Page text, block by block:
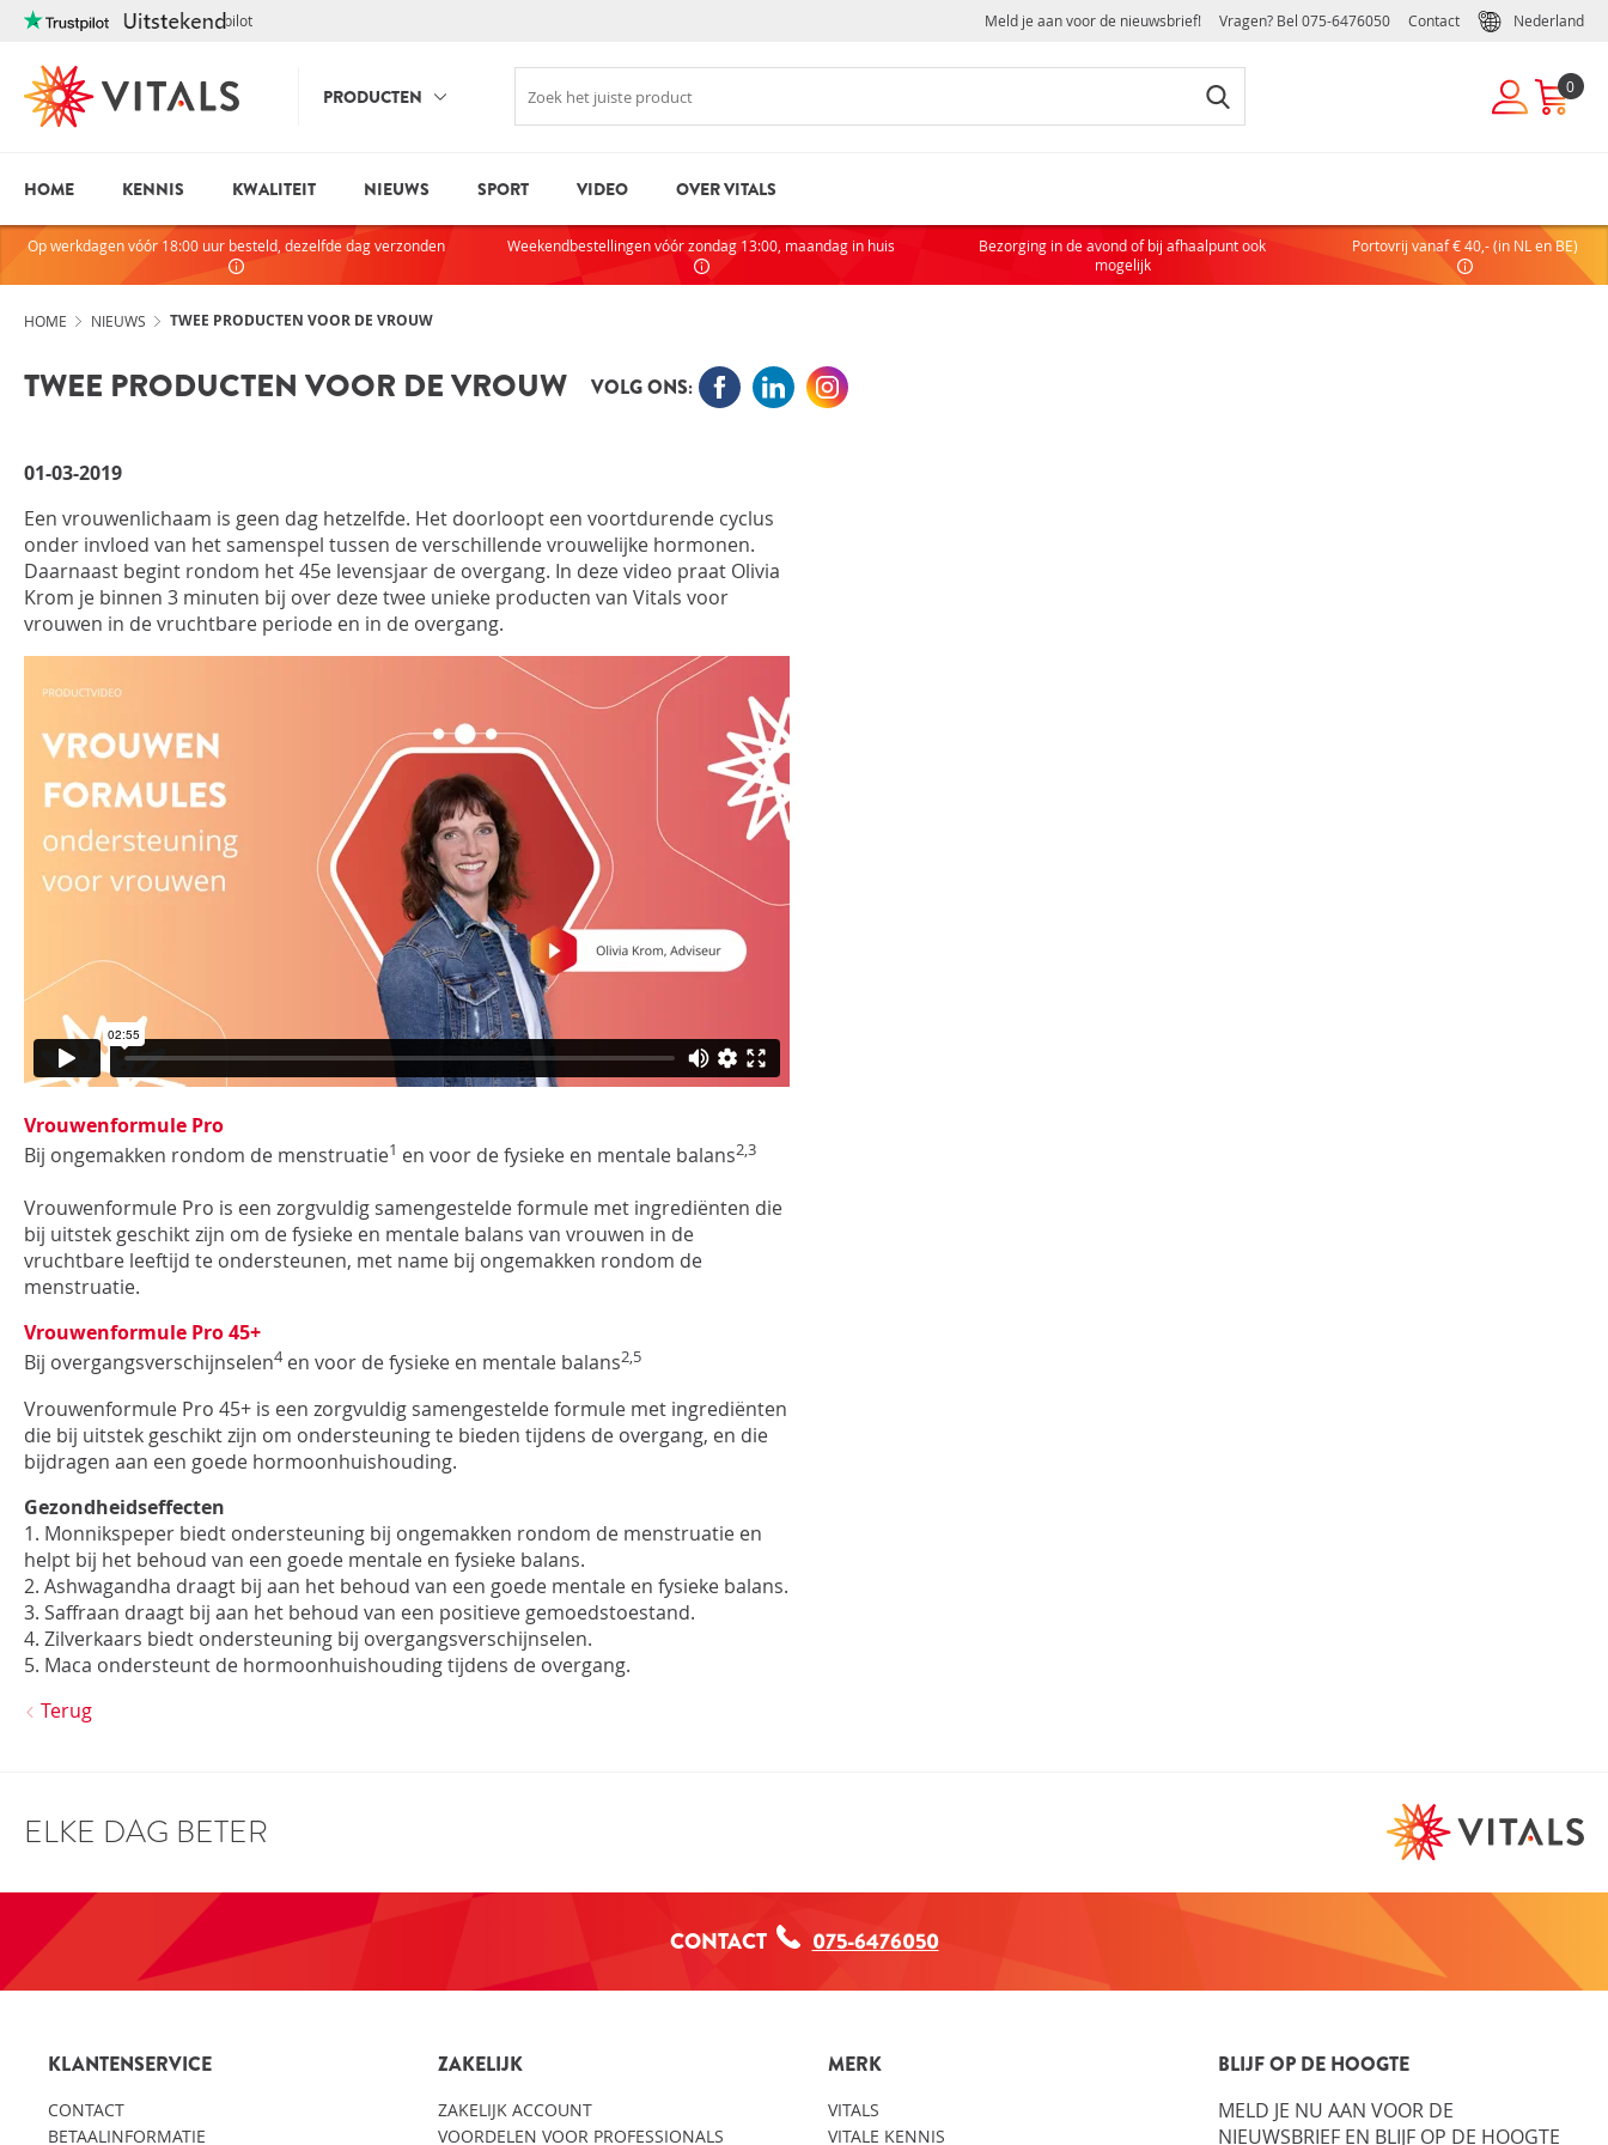
Trustpilot Meld je aan voor de nieuwsbrief! Vragen? Bel 075-6476050 Contact Nederland
PRODUCTEN 0
We staan elke dag voor je klaar!
Indien we je ergens mee kunnen
helpen, neem dan contact met
075-6476050
E-mailadres
Wachtwoord
Blijf ingelogd
INLOGGEN
Als je nog geen account hebt, maak dan eenvoudig en snel een
particulier of zakelijk account aan:
HOME KENNIS KWALITEIT NIEUWS SPORT VIDEO OVER VITALS
Op werkdagen vóór 18:00 uur besteld, dezelfde dag verzonden Weekendbestellingen vóór zondag 13:00, maandag in huis
Bezorging in de avond of bij afhaalpunt ook
mogelijk
Portovrij vanaf € 40,- (in NL en BE)
HOME NIEUWS TWEE PRODUCTEN VOOR DE VROUW
TWEE PRODUCTEN VOOR DE VROUW VOLG ONS:
01-03-2019
Een vrouwenlichaam is geen dag hetzelfde. Het doorloopt een voortdurende cyclus
onder invloed van het samenspel tussen de verschillende vrouwelijke hormonen.
Daarnaast begint rondom het 45e levensjaar de overgang. In deze video praat Olivia
Krom je binnen 3 minuten bij over deze twee unieke producten van Vitals voor
vrouwen in de vruchtbare periode en in de overgang.
Vrouwenformule Pro
Bij ongemakken rondom de menstruatie1 en voor de fysieke en mentale balans2,3
Vrouwenformule Pro is een zorgvuldig samengestelde formule met ingrediënten die
bij uitstek geschikt zijn om de fysieke en mentale balans van vrouwen in de
vruchtbare leeftijd te ondersteunen, met name bij ongemakken rondom de
menstruatie.
Vrouwenformule Pro 45+
Bij overgangsverschijnselen4en voor de fysieke en mentale balans2,5
Vrouwenformule Pro 45+ is een zorgvuldig samengestelde formule met ingrediënten
die bij uitstek geschikt zijn om ondersteuning te bieden tijdens de overgang, en die
bijdragen aan een goede hormoonhuishouding.
Gezondheidseffecten
1. Monnikspeper biedt ondersteuning bij ongemakken rondom de menstruatie en
helpt bij het behoud van een goede mentale en fysieke balans.
2. Ashwagandha draagt bij aan het behoud van een goede mentale en fysieke balans.
3. Saffraan draagt bij aan het behoud van een positieve gemoedstoestand.
4. Zilverkaars biedt ondersteuning bij overgangsverschijnselen.
5. Maca ondersteunt de hormoonhuishouding tijdens de overgang.
Terug
ELKE DAG BETER
CONTACT 075-6476050
KLANTENSERVICE
CONTACT
BETAALINFORMATIE
ZAKELIJK
ZAKELIJK ACCOUNT
VOORDELEN VOOR PROFESSIONALS
MERK
VITALS
VITALE KENNIS
BLIJF OP DE HOOGTE
MELD JE NU AAN VOOR DE
NIEUWSBRIEF EN BLIJF OP DE HOOGTE